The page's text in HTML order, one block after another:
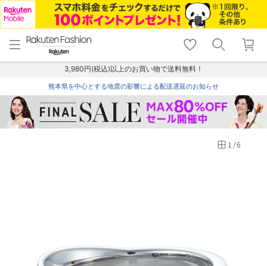
menu home
トップ
shopping_cart lock_outline
ログイン
3,980円(税込)以上のお買い物で送料無料！
熊本県を中心とする地震の影響による配送遅延のお知らせ
1 /6